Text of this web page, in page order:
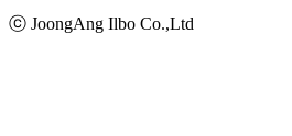
ⓒ JoongAng Ilbo Co.,Ltd